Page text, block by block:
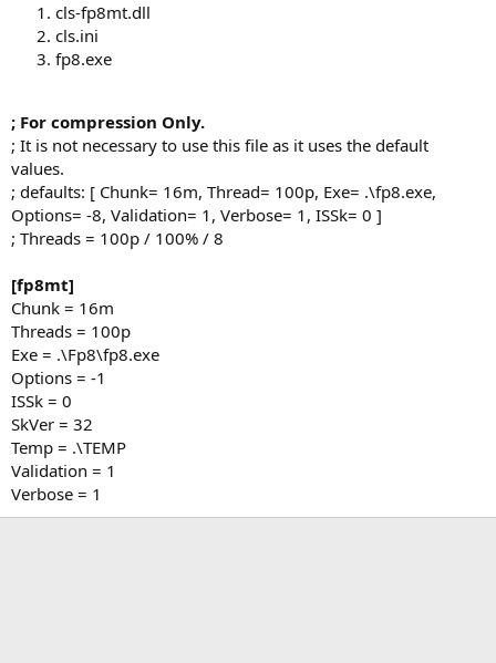
cls-fp8mt.dll
cls.ini
fp8.exe
; For compression Only.
; It is not necessary to use this file as it uses the default
values.
; defaults: [ Chunk= 16m, Thread= 100p, Exe= .\fp8.exe,
Options= -8, Validation= 1, Verbose= 1, ISSk= 0 ]
; Threads = 100p / 100% / 8
[fp8mt]
Chunk = 16m
Threads = 100p
Exe = .\Fp8\fp8.exe
Options = -1
ISSk = 0
SkVer = 32
Temp = .\TEMP
Validation = 1
Verbose = 1